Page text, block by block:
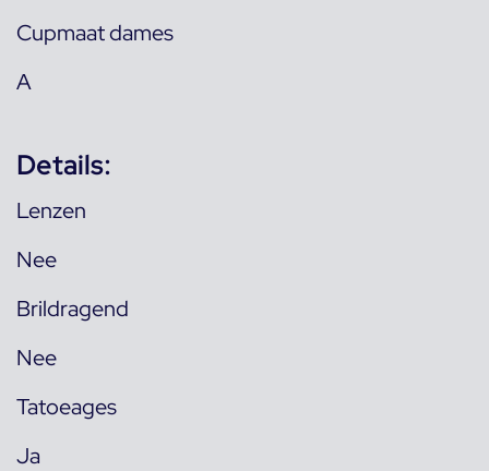
Cupmaat dames
A
Details:
Lenzen
Nee
Brildragend
Nee
Tatoeages
Ja